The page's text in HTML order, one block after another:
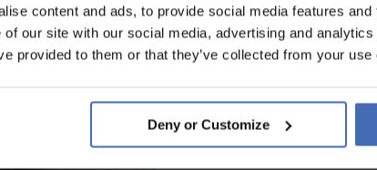
content and ads, to provide social media features
of our site with our social media, advertising and
provided to them or that they’ve collected from your
Deny or Customize